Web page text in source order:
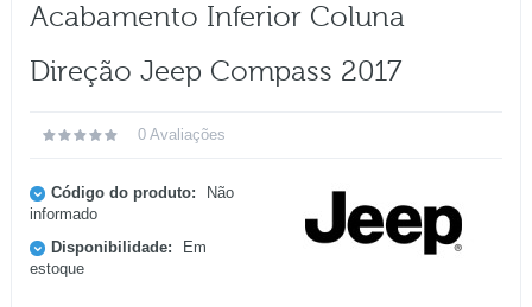
Acabamento Inferior Coluna
Direção Jeep Compass 2017
0 Avaliações
Código do produto:
Não
informado
Disponibilidade:
Em
estoque